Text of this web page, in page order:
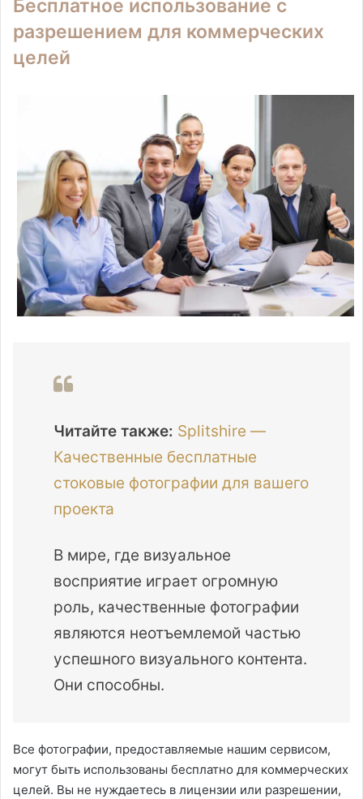
Бесплатное использование с
разрешением для коммерческих
целей
Читайте также: Splitshire —
Качественные бесплатные
стоковые фотографии для вашего
проекта
В мире, где визуальное
восприятие играет огромную
роль, качественные фотографии
являются неотъемлемой частью
успешного визуального контента.
Они способны.
Все фотографии, предоставляемые нашим сервисом,
могут быть использованы бесплатно для коммерческих
целей. Вы не нуждаетесь в лицензии или разрешении,